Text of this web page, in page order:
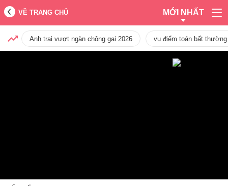
VỀ TRANG CHỦ MỚI NHẤT
Anh trai vượt ngàn chông gai 2026 vụ điểm toán bất